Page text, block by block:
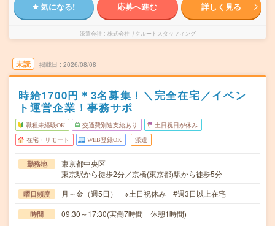
気になる! 応募へ進む 詳しく見る
派遣会社 株式会社リクルートスタッフィング
未読 掲載日 2026/08/08
時給1700円＊3名募集！＼完全在宅／イベン
ト運営企業！事務サポ
職種未経験OK 交通費別途支給あり 土日祝日が休み
在宅・リモート WEB登録OK 派遣
勤務地
東京都中央区
東京駅から徒歩2分／京橋(東京都)駅から徒歩5分
曜日頻度 月～金（週5日） ※土日祝休み #週3日以上在宅
時間 09:30～17:30(実働7時間 休憩1時間)